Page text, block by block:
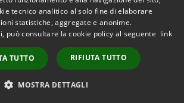
Copyright © 2026 • Comune di
Borgo Valbelluna • Powered by
Municipium•
Accesso redazione
tecnico analitico al solo fine di elaborare
statistiche, aggregate e anonime.
può consultare la cookie policy al seguente link
TUTTO RIFIUTA TUTTO
MOSTRA DETTAGLI